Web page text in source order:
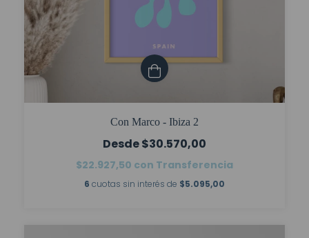
Con Marco - Ibiza 2
$30.570,00
$22.927,50 con Transferencia
6 cuotas sin interés de $5.095,00